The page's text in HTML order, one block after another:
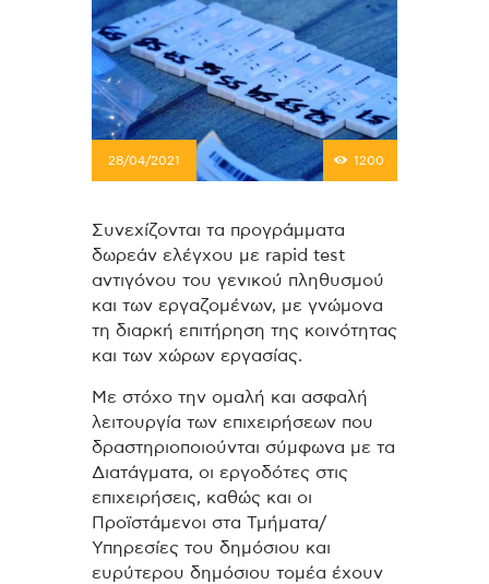
28/04/2021 1200
Συνεχίζονται τα προγράμματα
δωρεάν ελέγχου με rapid test
αντιγόνου του γενικού πληθυσμού
και των εργαζομένων, με γνώμονα
τη διαρκή επιτήρηση της κοινότητας
και των χώρων εργασίας.
Με στόχο την ομαλή και ασφαλή
λειτουργία των επιχειρήσεων που
δραστηριοποιούνται σύμφωνα με τα
Διατάγματα, οι εργοδότες στις
επιχειρήσεις, καθώς και οι
Προϊστάμενοι στα Τμήματα/
Υπηρεσίες του δημόσιου και
ευρύτερου δημόσιου τομέα έχουν